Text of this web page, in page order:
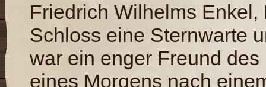
Friedrich Wilhelms
Schloss eine Sternwarte
war ein enger Freund
eines Morgens nach